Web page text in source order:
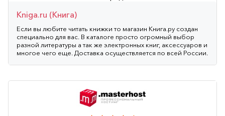
Kniga.ru (Книга)
Если вы любите читать книжки то магазин Книга.ру создан
специально для вас. В каталоге просто огромный выбор
разной литературы а так же электронных книг, аксессуаров и
многое чего еще. Доставка осуществляется по всей России.